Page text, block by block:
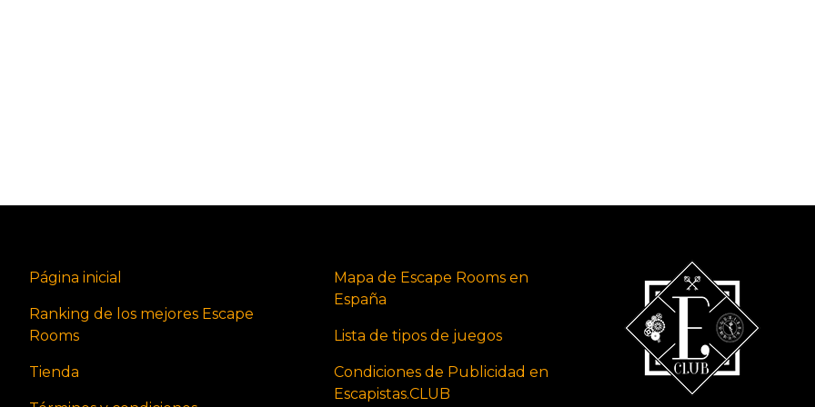
Página inicial
Ranking de los mejores Escape
Rooms
Tienda
Mapa de Escape Rooms en
España
Lista de tipos de juegos
Condiciones de Publicidad en
Escapistas.CLUB